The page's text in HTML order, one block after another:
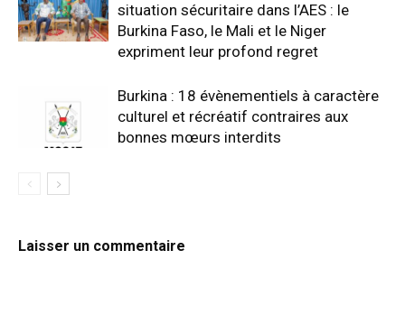
situation sécuritaire dans l’AES : le
Burkina Faso, le Mali et le Niger
expriment leur profond regret
Burkina : 18 évènementiels à caractère
culturel et récréatif contraires aux
bonnes mœurs interdits
Laisser un commentaire